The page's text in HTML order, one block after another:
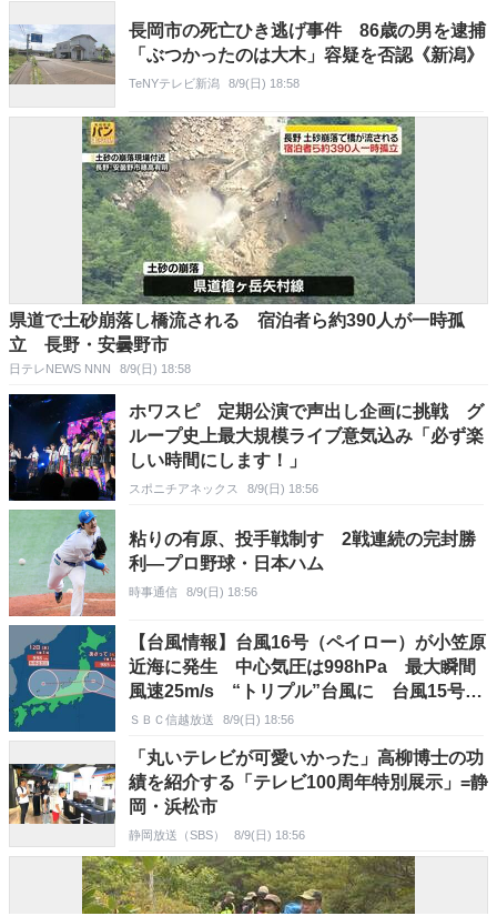
長岡市の死亡ひき逃げ事件 86歳の男を逮捕
「ぶつかったのは大木」容疑を否認《新潟》
TeNYテレビ新潟 8/9(日) 18:58
県道で土砂崩落し橋流される 宿泊者ら約390人が一時孤
立 長野・安曇野市
日テレNEWS NNN 8/9(日) 18:58
ホワスピ 定期公演で声出し企画に挑戦 グ
ループ史上最大規模ライブ意気込み「必ず楽
しい時間にします！」
スポニチアネックス 8/9(日) 18:56
粘りの有原、投手戦制す 2戦連続の完封勝
利―プロ野球・日本ハム
時事通信 8/9(日) 18:56
【台風情報】台風16号（ペイロー）が小笠原
近海に発生 中心気圧は998hPa 最大瞬間
風速25m/s “トリプル”台風に 台風15号
（チャンホン）は11日（火）に東北地方に上
表）
ＳＢＣ信越放送 8/9(日) 18:56
「丸いテレビが可愛いかった」高柳博士の功
績を紹介する「テレビ100周年特別展示」=静
岡・浜松市
静岡放送（SBS） 8/9(日) 18:56